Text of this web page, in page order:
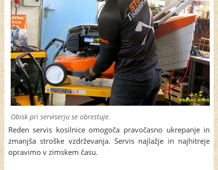
Obisk pri serviserju se obrestuje.
Reden servis kosilnice omogoča pravočasno ukrepanje in
zmanjša stroške vzdrževanja. Servis najlažje in najhitreje
opravimo v zimskem času.